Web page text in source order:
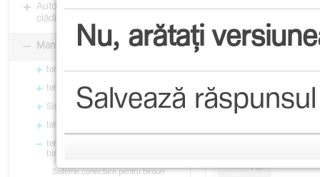
Automatizarea și managementul
clădirilor
Managementul cablurilor
tehalit.BR - Sisteme de plintă
tehalit.LF - Sisteme de plintă
Sisteme de plintă GBD/GBA
tehalit.VK - Plintă perforată
tehalit.RI - Coloane și minicoloane
birou
Sisteme conectare pentru birouri
Fișă
Adaptor
Licență produs